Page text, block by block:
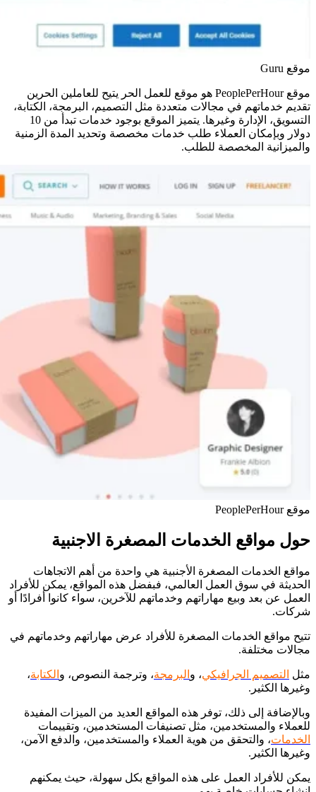
موقع Guru
موقع PeoplePerHour هو موقع للعمل الحر يتيح للعاملين الحرين
تقديم خدماتهم في مجالات متعددة مثل التصميم، البرمجة، الكتابة،
التسويق، الإدارة وغيرها. يتميز الموقع بوجود خدمات تبدأ من 10
دولار وبإمكان العملاء طلب خدمات مخصصة وتحديد المدة الزمنية
والميزانية المخصصة للطلب.
موقع PeoplePerHour
حول مواقع الخدمات المصغرة الاجنبية
مواقع الخدمات المصغرة الأجنبية هي واحدة من أهم الاتجاهات
الحديثة في سوق العمل العالمي، فبفضل هذه المواقع، يمكن للأفراد
العمل عن بعد وبيع مهاراتهم وخدماتهم للآخرين، سواء كانوا أفرادًا أو
شركات.
تتيح مواقع الخدمات المصغرة للأفراد عرض مهاراتهم وخدماتهم في
مجالات مختلفة.
مثل التصميم الجرافيكي، و البرمجة، وترجمة النصوص، و الكتابة،
وغيرها الكثير.
وبالإضافة إلى ذلك، توفر هذه المواقع العديد من الميزات المفيدة
للعملاء والمستخدمين، مثل تصنيفات المستخدمين، وتقييمات
الخدمات، والتحقق من هوية العملاء والمستخدمين، والدفع الآمن،
وغيرها الكثير.
يمكن للأفراد العمل على هذه المواقع بكل سهولة، حيث يمكنهم